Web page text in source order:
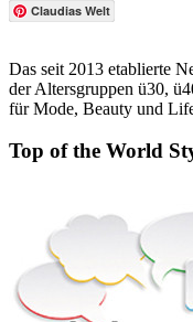
Claudias Welt
Das seit 2013 etablierte
der Altersgruppen ü30,
für Mode, Beauty und
Top of the World